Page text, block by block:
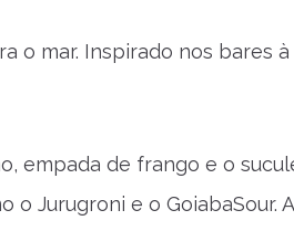
o mar. Inspirado nos bares
empada de frango e o
o Jurugroni e o GoiabaSour. A